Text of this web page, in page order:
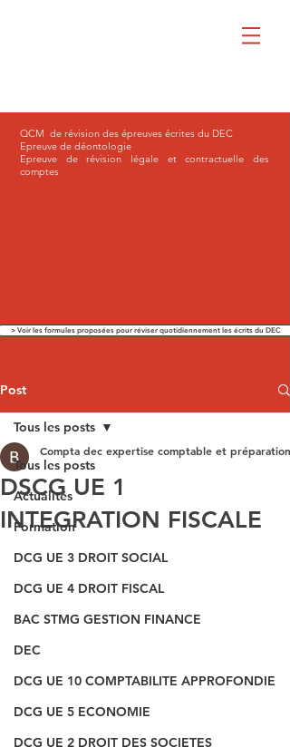
QCM de révision des épreuves écrites du DEC
Epreuve de déontologie
Epreuve de révision légale et contractuelle des
comptes
> Voir les formules proposées pour réviser quotidiennement les écrits du DEC
Post
Tous les posts
Actualités
Formation
DCG UE 3 DROIT SOCIAL
DCG UE 4 DROIT FISCAL
BAC STMG GESTION FINANCE
DEC
DCG UE 10 COMPTABILITE APPROFONDIE
DCG UE 5 ECONOMIE
DCG UE 2 DROIT DES SOCIETES
Tous les posts
DSCG UE 1
INTEGRATION FISCALE
Compta dec expertise comptable et préparation